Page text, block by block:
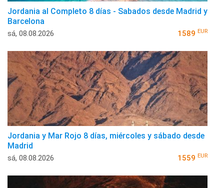
Jordania al Completo 8 días - Sabados desde Madrid y
Barcelona
sá, 08.08.2026 1589 EUR
Jordania y Mar Rojo 8 días, miércoles y sábado desde
Madrid
sá, 08.08.2026 1559 EUR